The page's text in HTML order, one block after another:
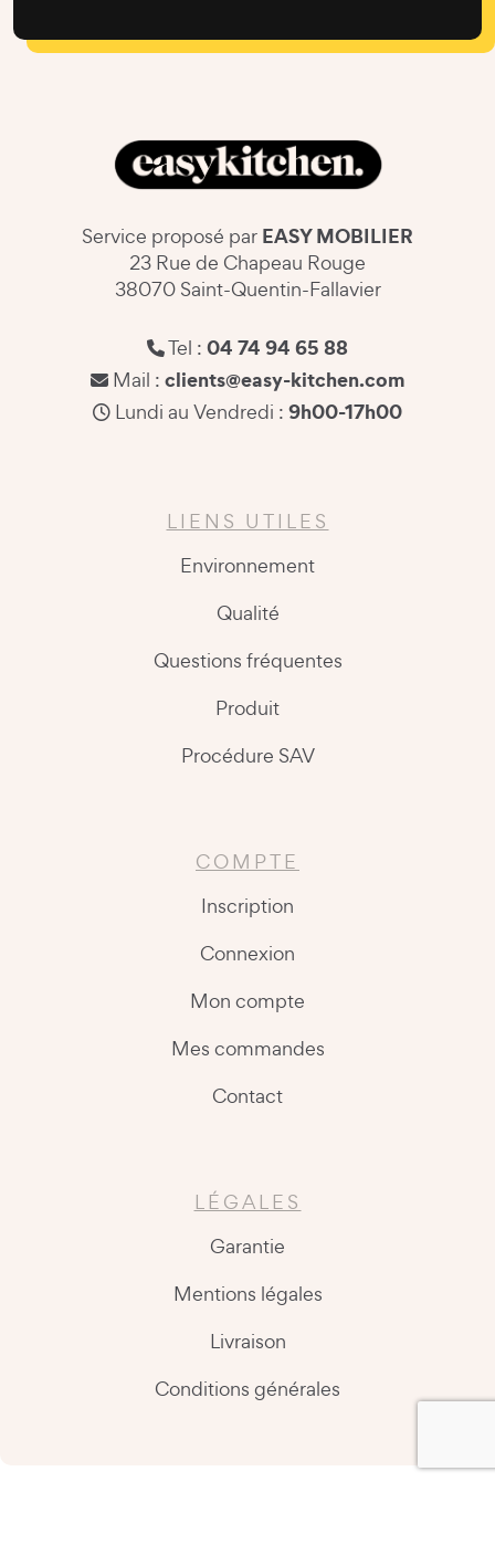
Service proposé par EASY MOBILIER
23 Rue de Chapeau Rouge
38070 Saint-Quentin-Fallavier
Tel : 04 74 94 65 88
Mail : clients@easy-kitchen.com
Lundi au Vendredi : 9h00-17h00
LIENS UTILES
Environnement
Qualité
Questions fréquentes
Produit
Procédure SAV
COMPTE
Inscription
Connexion
Mon compte
Mes commandes
Contact
LÉGALES
Garantie
Mentions légales
Livraison
Conditions générales